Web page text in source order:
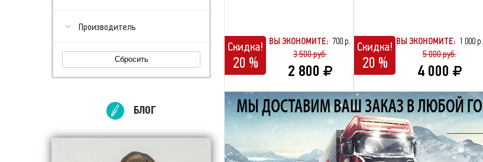
Производитель
Сбросить
БЛОГ
Скидка!
20 %
ВЫ ЭКОНОМИТЕ: 700 р.
3 500 руб.
2 800
Скидка!
20 %
ВЫ ЭКОНОМИТЕ: 1 000 р.
5 000 руб.
4 000